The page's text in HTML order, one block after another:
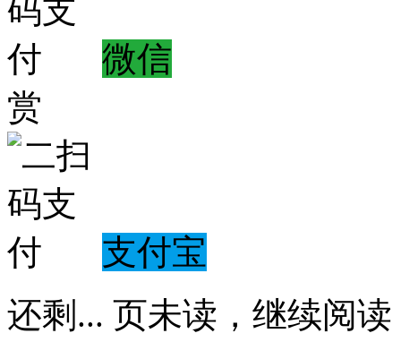
微信
赏
支付宝
还剩 ... 页未读， 继续阅读